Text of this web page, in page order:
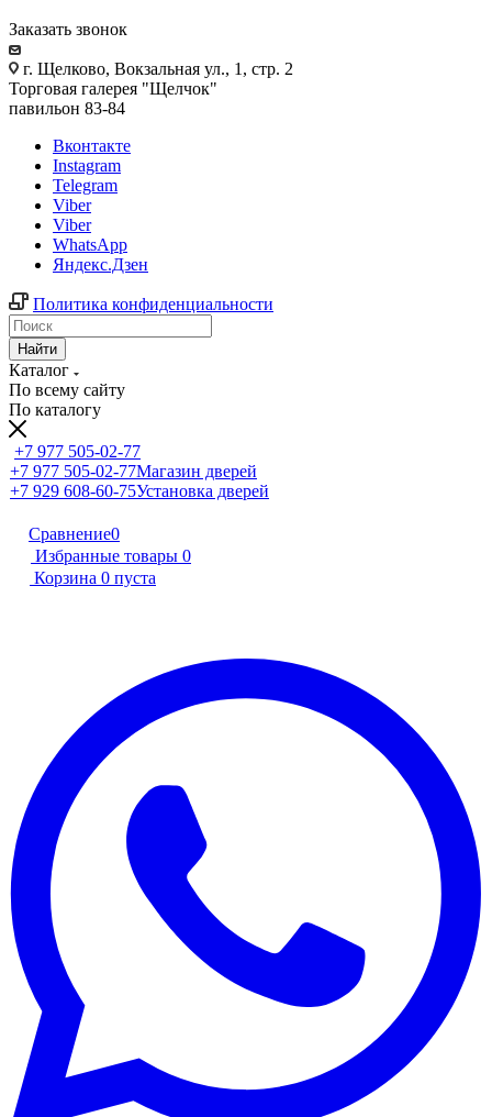
Заказать звонок
г. Щелково, Вокзальная ул., 1, стр. 2
Торговая галерея "Щелчок"
павильон 83-84
Вконтакте
Instagram
Telegram
Viber
Viber
WhatsApp
Яндекс.Дзен
Политика конфиденциальности
Найти
Каталог
По всему сайту
По каталогу
+7 977 505-02-77
+7 977 505-02-77Магазин дверей
+7 929 608-60-75Установка дверей
Сравнение0
Избранные товары 0
Корзина 0 пуста